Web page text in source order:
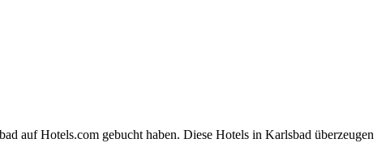
auf Hotels.com gebucht haben. Diese Hotels in Karlsbad überzeugen